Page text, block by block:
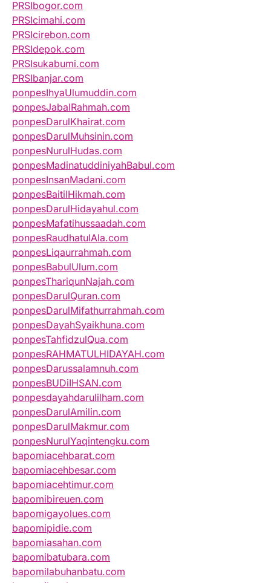
PRSIbogor.com
PRSIcimahi.com
PRSIcirebon.com
PRSIdepok.com
PRSIsukabumi.com
PRSIbanjar.com
ponpesIhyaUlumuddin.com
ponpesJabalRahmah.com
ponpesDarulKhairat.com
ponpesDarulMuhsinin.com
ponpesNurulHudas.com
ponpesMadinatuddiniyahBabul.com
ponpesInsanMadani.com
ponpesBaitilHikmah.com
ponpesDarulHidayahul.com
ponpesMafatihussaadah.com
ponpesRaudhatulAla.com
ponpesLiqaurrahmah.com
ponpesBabulUlum.com
ponpesThariqunNajah.com
ponpesDarulQuran.com
ponpesDarulMifathurrahmah.com
ponpesDayahSyaikhuna.com
ponpesTahfidzulQua.com
ponpesRAHMATULHIDAYAH.com
ponpesDarussalamnuh.com
ponpesBUDiIHSAN.com
ponpesdayahdarulilham.com
ponpesDarulAmilin.com
ponpesDarulMakmur.com
ponpesNurulYaqintengku.com
bapomiacehbarat.com
bapomiacehbesar.com
bapomiacehtimur.com
bapomibireuen.com
bapomigayolues.com
bapomipidie.com
bapomiasahan.com
bapomibatubara.com
bapomilabuhanbatu.com